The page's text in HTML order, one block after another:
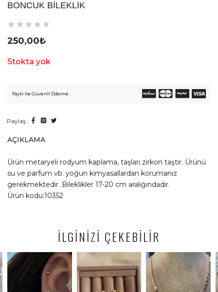
BONCUK BILEKLIK
250,00₺
Stokta yok
Paytr ile Güvenli Ödeme :
Paylaş :
AÇIKLAMA
Ürün metaryeli rodyum kaplama, taşları zirkon taştır. Ürünü
su ve parfum vb. yoğun kimyasallardan korumanız
gerekmektedir. Bileklikler 17-20 cm aralığındadır.
Ürün kodu:10352
İLGİNİZİ ÇEKEBİLİR